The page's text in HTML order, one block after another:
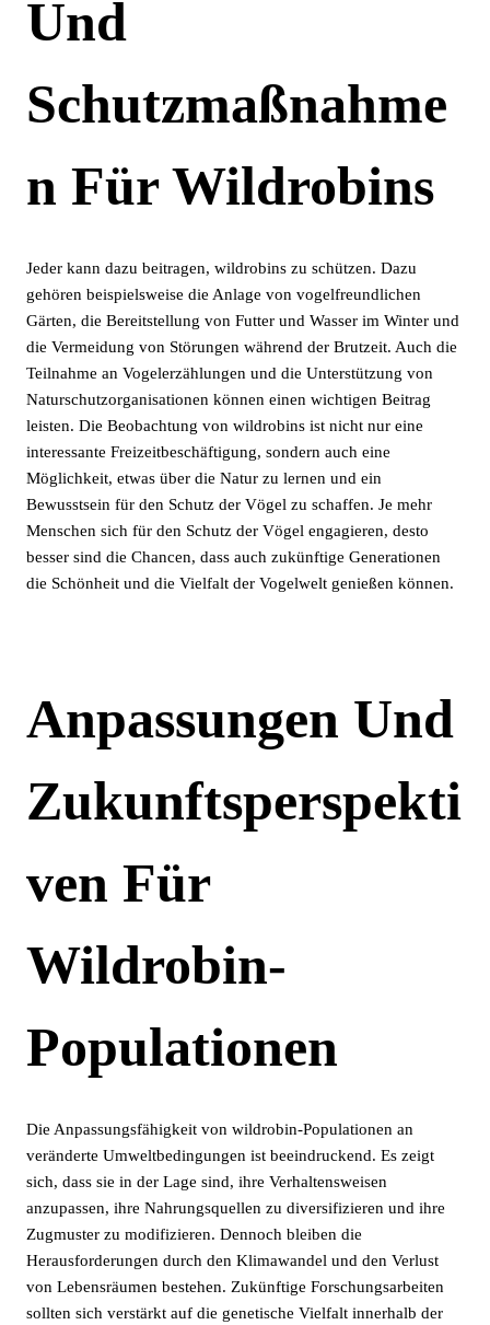
Und
Schutzmaßnahme
N Für Wildrobins
Jeder kann dazu beitragen, wildrobins zu schützen. Dazu
gehören beispielsweise die Anlage von vogelfreundlichen
Gärten, die Bereitstellung von Futter und Wasser im Winter und
die Vermeidung von Störungen während der Brutzeit. Auch die
Teilnahme an Vogelerzählungen und die Unterstützung von
Naturschutzorganisationen können einen wichtigen Beitrag
leisten. Die Beobachtung von wildrobins ist nicht nur eine
interessante Freizeitbeschäftigung, sondern auch eine
Möglichkeit, etwas über die Natur zu lernen und ein
Bewusstsein für den Schutz der Vögel zu schaffen. Je mehr
Menschen sich für den Schutz der Vögel engagieren, desto
besser sind die Chancen, dass auch zukünftige Generationen
die Schönheit und die Vielfalt der Vogelwelt genießen können.
Anpassungen Und
Zukunftsperspekti
Ven Für
Wildrobin-
Populationen
Die Anpassungsfähigkeit von wildrobin-Populationen an
veränderte Umweltbedingungen ist beeindruckend. Es zeigt
sich, dass sie in der Lage sind, ihre Verhaltensweisen
anzupassen, ihre Nahrungsquellen zu diversifizieren und ihre
Zugmuster zu modifizieren. Dennoch bleiben die
Herausforderungen durch den Klimawandel und den Verlust
von Lebensräumen bestehen. Zukünftige Forschungsarbeiten
sollten sich verstärkt auf die genetische Vielfalt innerhalb der